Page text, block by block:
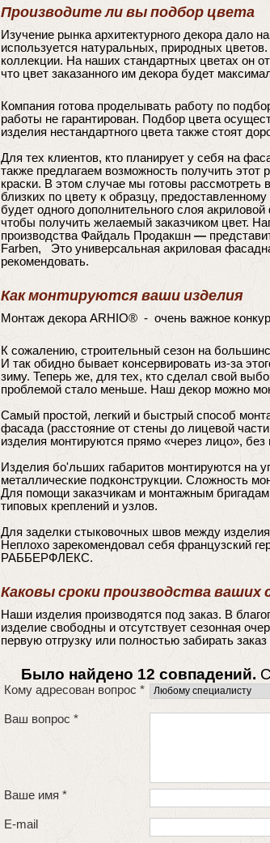
Производите ли вы подбор цвета
Изучение рынка архитектурного декора дало
используется натуральных, природных
коллекции. На наших стандартных цветах он
что цвет заказанного им декора будет
Компания готова проделывать работу по
работы не гарантирован. Подбор цвета
изделия нестандартного цвета также стоят
Для тех клиентов, кто планирует у себя на
также предлагаем возможность получить
краски. В этом случае мы готовы рассмотреть
близких по цвету к образцу,
будет одного дополнительного слоя
чтобы получить желаемый заказчиком цвет.
производства Файдаль Продакшн —
Farben, Это универсальная акриловая
рекомендовать.
Как монтируются ваши изделия
Монтаж декора ARHIO® - очень важное
К сожалению, строительный сезон на
И так обидно бывает консервировать из-за
зиму. Теперь же, для тех, кто сделал свой
проблемой стало меньше. Наш декор можно
Самый простой, легкий и быстрый способ
фасада (расстояние от стены до лицевой
изделия монтируются прямо «через лицо»,
Изделия бо'льших габаритов монтируются на
металлические подконструкции. Сложность
Для помощи заказчикам и монтажным
типовых креплений и узлов.
Для заделки стыковочных швов между
Неплохо зарекомендовал себя французский
РАББЕРФЛЕКС.
Каковы сроки производства
Наши изделия производятся под заказ. В
изделие свободны и отсутствует сезонная
первую отгрузку или полностью забирать
Было найдено 12 совпадений.
Кому адресован вопрос *
Ваш вопрос *
Ваше имя *
E-mail